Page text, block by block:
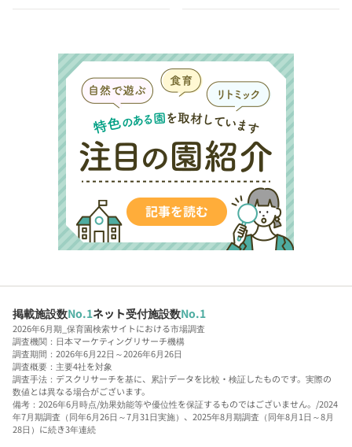
掲載施設数No.1ネット受付施設数No.1
2026年6月期_保育園検索サイトにおける市場調査
調査機関：日本マーケティングリサーチ機構
調査期間：2026年6月22日～2026年6月26日
調査概要：主要4社を対象
調査手法：デスクリサーチを基に、累計データを比較・検証したものです。実際の
数値とは異なる場合がございます。
備考：2026年6月時点/効果効能等や優位性を保証するものではございません。/2024
年7月期調査（同年6月26日～7月31日実施）、2025年8月期調査（同年8月1日～8月
28日）に続き3年連続